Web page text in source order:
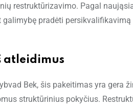
restruktūrizavimo. Pagal
pradėti
atleidimus
Bek, šis pakeitimas yra gera
struktūrinius pokyčius.